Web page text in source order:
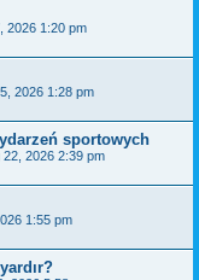
2026 1:20 pm
2026 1:28 pm
sportowych
22, 2026 2:39 pm
1:55 pm